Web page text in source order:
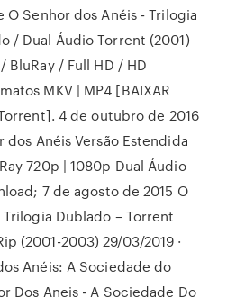
O Senhor dos Anéis - Trilogia
/ Dual Áudio Torrent (2001)
BluRay / Full HD / HD
MKV | MP4 [BAIXAR
4 de outubro de 2016
dos Anéis Versão Estendida
720p | 1080p Dual Áudio
7 de agosto de 2015 O
Dublado – Torrent
(2001-2003) 29/03/2019 ·
Anéis: A Sociedade do
Dos Aneis - A Sociedade Do